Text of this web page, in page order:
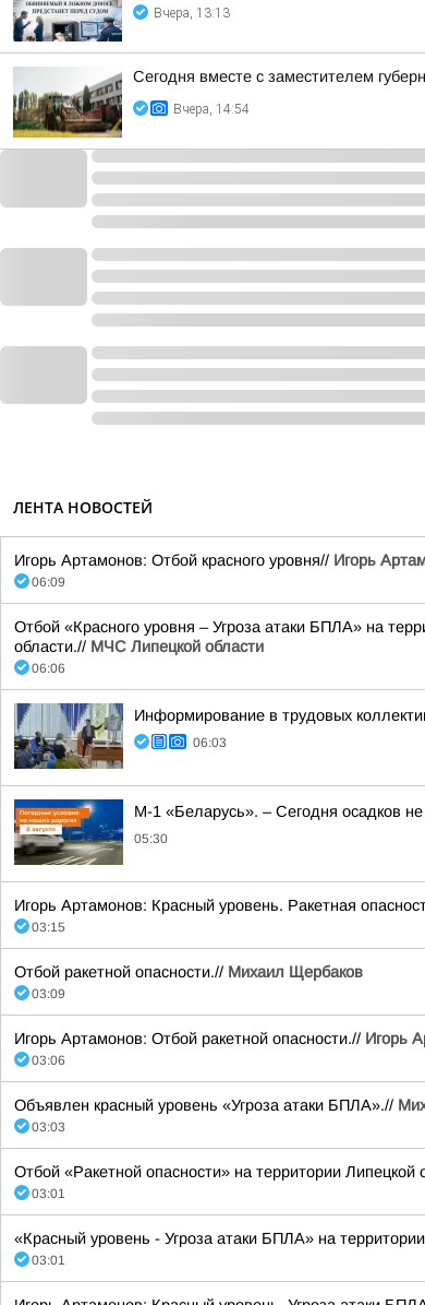
Вчера, 13:13
Сегодня вместе с заместителем
Вчера, 14:54
ЛЕНТА НОВОСТЕЙ
Игорь Артамонов: Отбой красного уровня// Игорь
06:09
Отбой «Красного уровня – Угроза атаки БПЛА» на
области.// МЧС Липецкой области
06:06
Информирование в трудовых
06:03
М-1 «Беларусь». – Сегодня осадков
05:30
Игорь Артамонов: Красный уровень. Ракетная
03:15
Отбой ракетной опасности.// Михаил Щербаков
03:09
Игорь Артамонов: Отбой ракетной опасности.// Игорь
03:06
Объявлен красный уровень «Угроза атаки БПЛА».//
03:03
Отбой «Ракетной опасности» на территории Липецкой
03:01
«Красный уровень - Угроза атаки БПЛА» на
03:01